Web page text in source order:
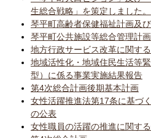
生総合戦略」を策定しました。
琴平町高齢者保健福祉計画及
琴平町公共施設等総合管理計画
地方行政サービス改革に関す
地域活性化・地域住民生活等
型）に係る事業実施結果報告
第4次総合計画後期基本計画
女性活躍推進法第17条に基づ
の公表
女性職員の活躍の推進に関す